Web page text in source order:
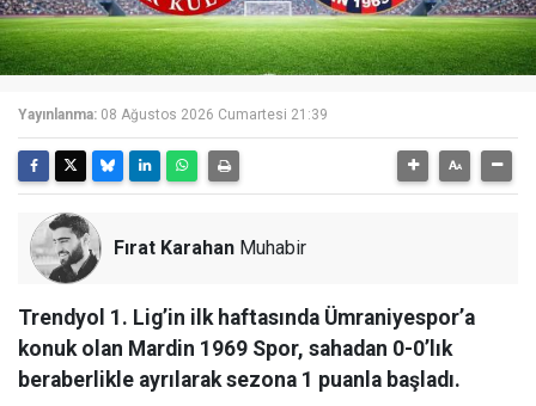
Yayınlanma: 08 Ağustos 2026 Cumartesi 21:39
Fırat Karahan Muhabir
Trendyol 1. Lig’in ilk haftasında Ümraniyespor’a
konuk olan Mardin 1969 Spor, sahadan 0-0’lık
beraberlikle ayrılarak sezona 1 puanla başladı.